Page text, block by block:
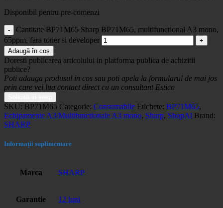
Disponibil pentru pre-comenzi
Cantitate BP71M65 Sharp BP71M65, multifunctional A3 mono,
65ppm, fara toner si developer
Adaugă în coș
Doresti publicarea articolului in platforma publica de achizitii
publice?
Poti adauga produsul in cos sau poti apela la formularul de mai jos
prin care vei lua contact direct cu un consultant Estico
SKU: BP71M65 Categorie: Consumabile Etichete: BP71M65,
Echipamente A3/Multifunctionale A3 mono, Sharp, ShopAl Brand:
SHARP
Informații suplimentare
Marca SHARP
Garantie 12 luni